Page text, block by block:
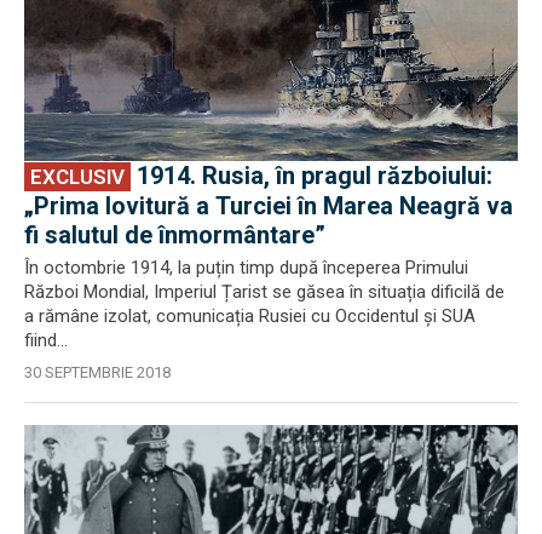
EXCLUSIV
„Prima lovitură a Turciei în Marea Neagră va
fi salutul de înmormântare”
În octombrie 1914, la puțin timp după începerea Primului
Război Mondial, Imperiul Țarist se găsea în situația dificilă de
a rămâne izolat, comunicația Rusiei cu Occidentul și SUA
fiind...
30 SEPTEMBRIE 2018